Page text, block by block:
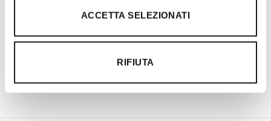
ACCETTA SELEZIONATI
RIFIUTA
prodotto migliore con la migliore